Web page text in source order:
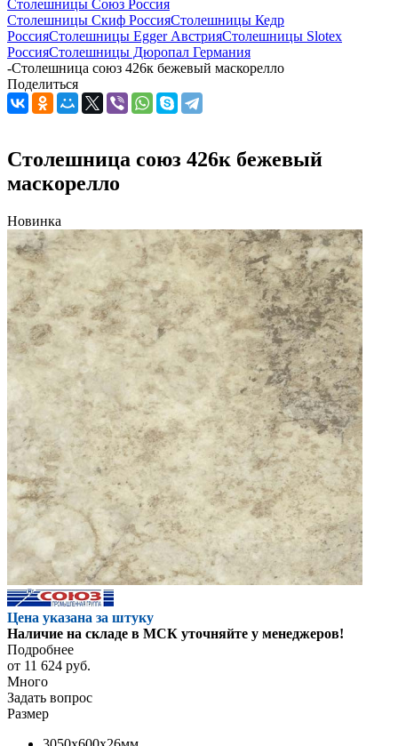
Столешницы Союз Россия
Столешницы Скиф РоссияСтолешницы Кедр
РоссияСтолешницы Egger АвстрияСтолешницы Slotex
РоссияСтолешницы Дюропал Германия
-Столешница союз 426к бежевый маскорелло
Поделиться
Столешница союз 426к бежевый
маскорелло
Новинка
Цена указана за штуку
Наличие на складе в МСК уточняйте у менеджеров!
Подробнее
от 11 624 руб.
Много
Задать вопрос
Размер